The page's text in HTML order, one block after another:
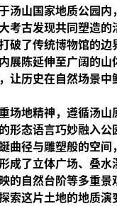
汤山国家地质公园内
考古发现共同塑造的
破了传统博物馆的
展陈延伸至广阔的山
让历史在自然场景中
场地精神，遵循汤山
形态语言巧妙融入公
曲径与雕塑般的空间
成了立体广场、叠水
的自然台阶等多重景
索这片土地的地质演